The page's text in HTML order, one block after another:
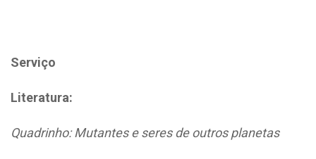
Serviço
Literatura:
Quadrinho: Mutantes e seres de outros planetas